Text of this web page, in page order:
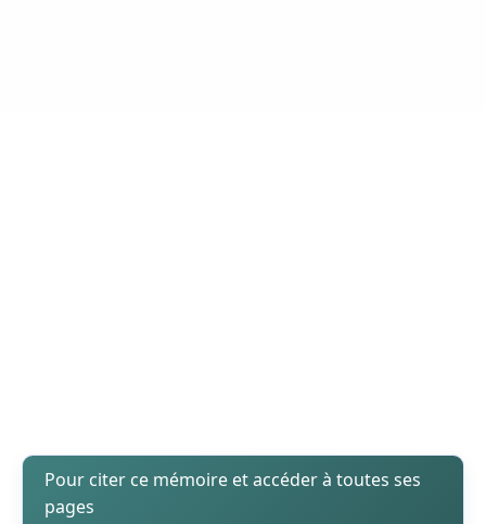
Pour citer ce mémoire et accéder à toutes ses
pages